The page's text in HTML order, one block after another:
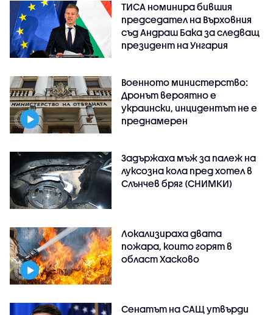
ТИСА номинира бившия
председател на Върховния
съд Андраш Бака за следващ
президент на Унгария
Военното министерство:
Дронът вероятно е
украински, инцидентът не е
преднамерен
Задържаха мъж за палеж на
луксозна кола пред хотел в
Слънчев бряг (СНИМКИ)
Локализираха двата
пожара, които горят в
област Хасково
Сенатът на САЩ утвърди